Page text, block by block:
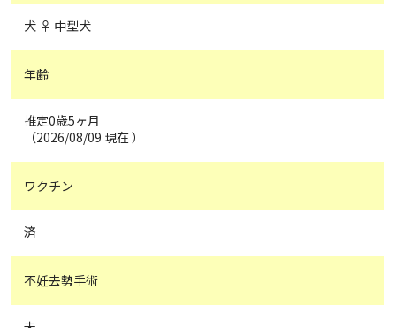
犬 ♀ 中型犬
年齢
推定0歳5ヶ月
（2026/08/09 現在 ）
ワクチン
済
不妊去勢手術